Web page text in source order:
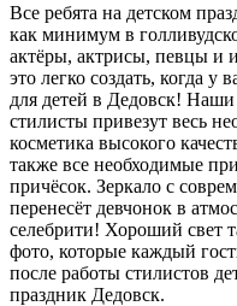
Все ребята на детском
как минимум в
актёры, актрисы, певцы и
это легко создать, когда у
для детей в Дедовск!
стилисты привезут весь
косметика высокого
также все необходимые
причёсок. Зеркало с
перенесёт девчонок в
селебрити! Хороший свет
фото, которые каждый
после работы стилистов
праздник Дедовск.